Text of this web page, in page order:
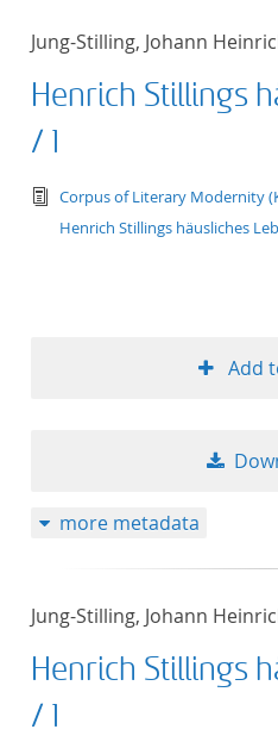
Jung-Stilling, Johann
Henrich Stillings
/ 1
text/
Corpus of Literary Modernity
Henrich Stillings häusliches
Add
more metadata
Jung-Stilling, Johann
Henrich Stillings
/ 1